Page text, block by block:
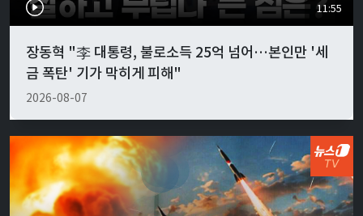
11:55
장동혁 "李 대통령, 불로소득 25억 넘어…본인만 '세
금 폭탄' 기가 막히게 피해"
2026-08-07